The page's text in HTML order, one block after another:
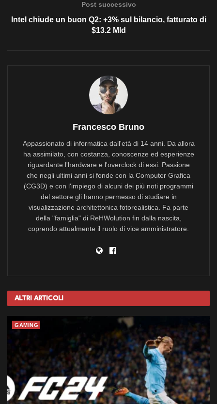
Post successivo
Intel chiude un buon Q2: +3% sul bilancio, fatturato di
$13.2 Mld
Francesco Bruno
Appassionato di informatica dall'età di 14 anni. Da allora
ha assimilato, con costanza, conoscenze ed esperienze
riguardante l'hardware e l'overclock di essi. Passione
che negli ultimi anni si fonde con la Computer Grafica
(CG3D) e con l'impiego di alcuni dei più noti programmi
del settore gli hanno permesso di studiare in
visualizzazione architettonica fotorealistica. Fa parte
della "famiglia" di ReHWolution fin dalla nascita,
coprendo attualmente il ruolo di vice amministratore.
Altri Articoli
GAMING